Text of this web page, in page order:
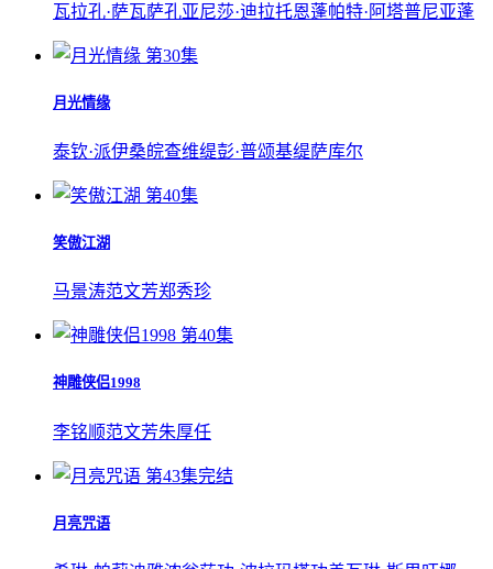
瓦拉孔·萨瓦萨孔亚尼莎·迪拉托恩蓬帕特·阿塔普尼亚蓬
第30集
月光情缘
泰钦·派伊桑皖查维缇彭·普颂基缇萨库尔
第40集
笑傲江湖
马景涛范文芳郑秀珍
第40集
神雕侠侣1998
李铭顺范文芳朱厚任
第43集完结
月亮咒语